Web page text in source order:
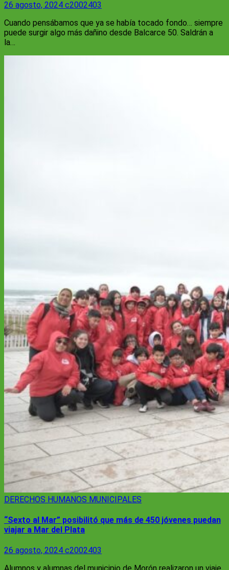
26 agosto, 2024 c2002403
Cuando pensábamos que ya se había tocado fondo… siempre
puede surgir algo más dañino desde Balcarce 50. Saldrán a
la…
DERECHOS HUMANOS MUNICIPALES
“Sexto al Mar” posibilitó que más de 450 jóvenes puedan
viajar a Mar del Plata
26 agosto, 2024 c2002403